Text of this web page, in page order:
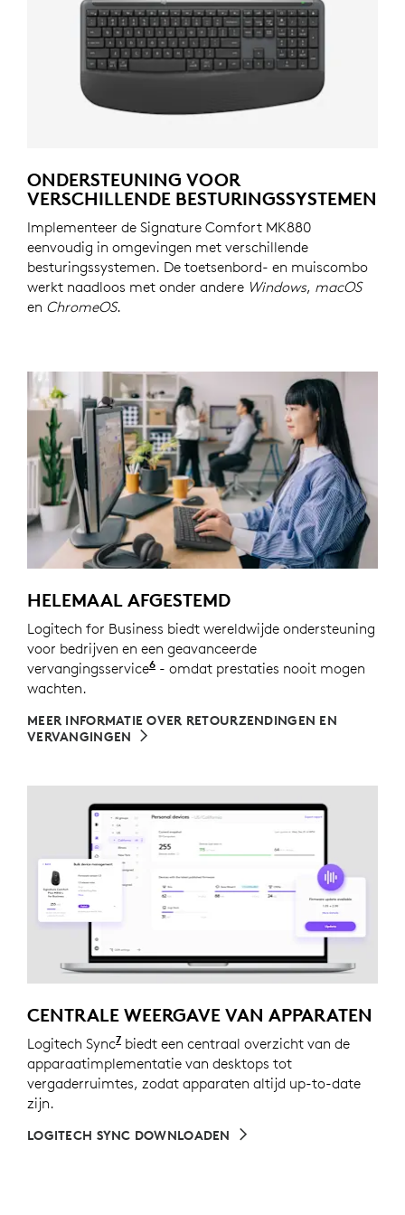
ONDERSTEUNING VOOR
VERSCHILLENDE BESTURINGSSYSTEMEN
Implementeer de Signature Comfort MK880
eenvoudig in omgevingen met verschillende
besturingssystemen. De toetsenbord- en muiscombo
werkt naadloos met onder andere Windows, macOS
en ChromeOS.
HELEMAAL AFGESTEMD
Logitech for Business biedt wereldwijde ondersteuning
voor bedrijven en een geavanceerde
vervangingsservice6 Beschikbaar bij zakelijke
- omdat prestaties nooit mogen
wachten.
MEER INFORMATIE OVER RETOURZENDINGEN EN
VERVANGINGEN
CENTRALE WEERGAVE VAN APPARATEN
Logitech Sync7 vereist dat Logi Tune is gedownload
biedt een centraal overzicht van de
apparaatimplementatie van desktops tot
vergaderruimtes, zodat apparaten altijd up-to-date
zijn.
LOGITECH SYNC DOWNLOADEN